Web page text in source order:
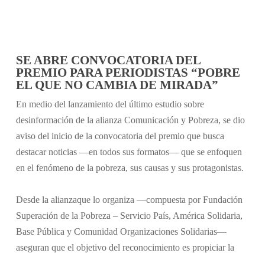
SE ABRE CONVOCATORIA DEL
PREMIO PARA PERIODISTAS “POBRE
EL QUE NO CAMBIA DE MIRADA”
En medio del lanzamiento del último estudio sobre
desinformación de la alianza Comunicación y Pobreza, se dio
aviso del inicio de la convocatoria del premio que busca
destacar noticias —en todos sus formatos— que se enfoquen
en el fenómeno de la pobreza, sus causas y sus protagonistas.
Desde la alianzaque lo organiza —compuesta por Fundación
Superación de la Pobreza – Servicio País, América Solidaria,
Base Pública y Comunidad Organizaciones Solidarias—
aseguran que el objetivo del reconocimiento es propiciar la